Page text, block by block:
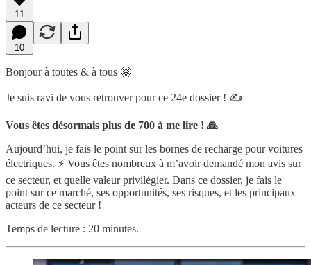
11
10
Bonjour à toutes & à tous 🤗
Je suis ravi de vous retrouver pour ce 24e dossier ! ✍️
Vous êtes désormais plus de 700 à me lire ! 🙏
Aujourd’hui, je fais le point sur les bornes de recharge pour voitures
électriques. ⚡️ Vous êtes nombreux à m’avoir demandé mon avis sur
ce secteur, et quelle valeur privilégier. Dans ce dossier, je fais le
point sur ce marché, ses opportunités, ses risques, et les principaux
acteurs de ce secteur !
Temps de lecture : 20 minutes.